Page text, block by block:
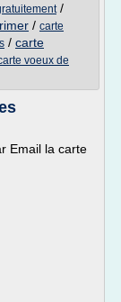
/
/ carte
/ carte
voeux de
Email la carte